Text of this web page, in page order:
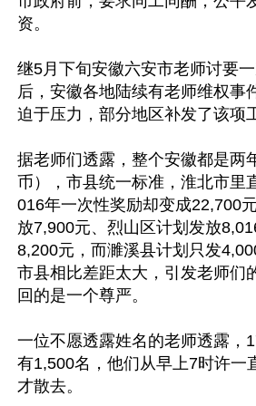
资。
继5月下旬安徽六安市老师讨要
后，安徽各地陆续有老师维权事
迫于压力，部分地区补发了该项
据老师们透露，整个安徽都是两
币），市县统一标准，淮北市里
016年一次性奖励却变成22,700
放7,900元、烈山区计划发放
8,200元，而濉溪县计划只发
市县相比差距太大，引发老师们
回的是一个尊严。
一位不愿透露姓名的老师透露，
有1,500名，他们从早上7时许一
才散去。